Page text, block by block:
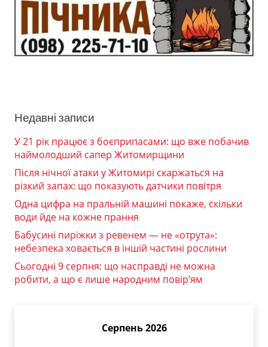
Недавні записи
У 21 рік працює з боєприпасами: що вже побачив
наймолодший сапер Житомирщини
Після нічної атаки у Житомирі скаржаться на
різкий запах: що показують датчики повітря
Одна цифра на пральній машині покаже, скільки
води йде на кожне прання
Бабусині пиріжки з ревенем — не «отрута»:
небезпека ховається в іншій частині рослини
Сьогодні 9 серпня: що насправді не можна
робити, а що є лише народним повір’ям
Серпень 2026